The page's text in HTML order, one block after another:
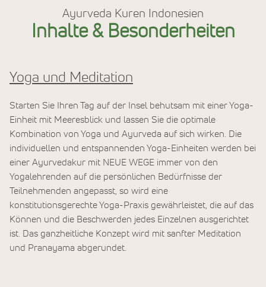
Ayurveda Kuren Indonesien
Inhalte & Besonderheiten
Yoga und Meditation
Starten Sie Ihren Tag auf der Insel behutsam mit einer Yoga-
Einheit mit Meeresblick und lassen Sie die optimale
Kombination von Yoga und Ayurveda auf sich wirken. Die
individuellen und entspannenden Yoga-Einheiten werden bei
einer Ayurvedakur mit NEUE WEGE immer von den
Yogalehrenden auf die persönlichen Bedürfnisse der
Teilnehmenden angepasst, so wird eine
konstitutionsgerechte Yoga-Praxis gewährleistet, die auf das
Können und die Beschwerden jedes Einzelnen ausgerichtet
ist. Das ganzheitliche Konzept wird mit sanfter Meditation
und Pranayama abgerundet.